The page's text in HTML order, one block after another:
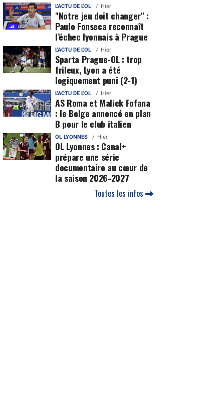
L'ACTU DE L'OL Hier
"Notre jeu doit changer" :
Paulo Fonseca reconnaît
l’échec lyonnais à Prague
L'ACTU DE L'OL Hier
Sparta Prague-OL : trop
frileux, Lyon a été
logiquement puni (2-1)
L'ACTU DE L'OL Hier
AS Roma et Malick Fofana
: le Belge annoncé en plan
B pour le club italien
OL LYONNES Hier
OL Lyonnes : Canal+
prépare une série
documentaire au cœur de
la saison 2026-2027
Toutes les infos